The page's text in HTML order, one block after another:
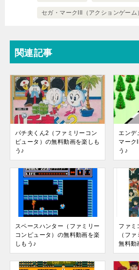
セガ・マークIII（アクションゲーム
関連記事
パチ夫くん2（ファミリーコン
ピュータ）の無料動画を楽しも
う♪
エンデ
マーク
う♪
スペースハンター（ファミリー
コンピュータ）の無料動画を楽
しもう♪
ファミ
（フ
無料動